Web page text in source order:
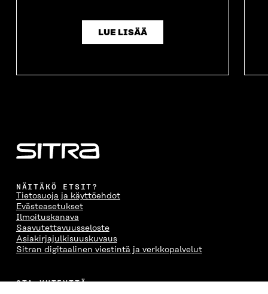
LUE LISÄÄ
NÄITÄKÖ ETSIT?
Tietosuoja ja käyttöehdot
Evästeasetukset
Ilmoituskanava
Saavutettavuusseloste
Asiakirjajulkisuuskuvaus
Sitran digitaalinen viestintä ja verkkopalvelut
OTA YHTEYTTÄ